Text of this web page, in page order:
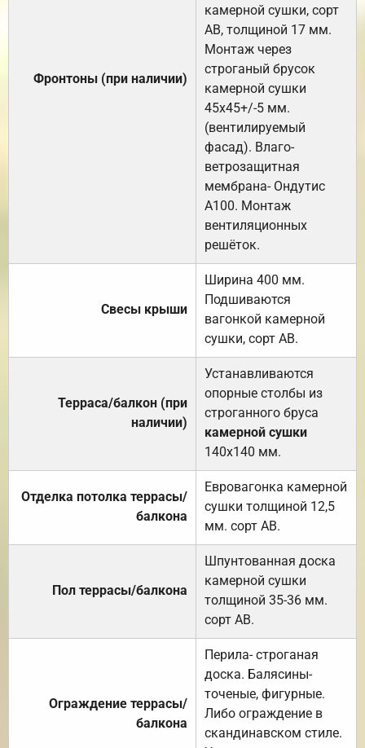
Фронтоны (при наличии)
камерной сушки, сорт
АВ, толщиной 17 мм.
Монтаж через
строганый брусок
камерной сушки
45х45+/-5 мм.
(вентилируемый
фасад). Влаго-
ветрозащитная
мембрана- Ондутис
А100. Монтаж
вентиляционных
решёток.
Свесы крыши
Ширина 400 мм.
Подшиваются
вагонкой камерной
сушки, сорт АВ.
Терраса/балкон (при
наличии)
Устанавливаются
опорные столбы из
строганного бруса
камерной сушки
140х140 мм.
Отделка потолка террасы/
балкона
Евровагонка камерной
сушки толщиной 12,5
мм. сорт АВ.
Пол террасы/балкона
Шпунтованная доска
камерной сушки
толщиной 35-36 мм.
сорт АВ.
Ограждение террасы/
балкона
Перила- строганая
доска. Балясины-
точеные, фигурные.
Либо ограждение в
скандинавском стиле.